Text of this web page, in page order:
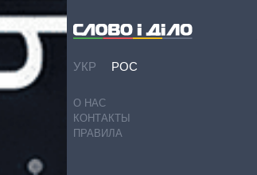
УКР РОС
О НАС
КОНТАКТЫ
ПРАВИЛА